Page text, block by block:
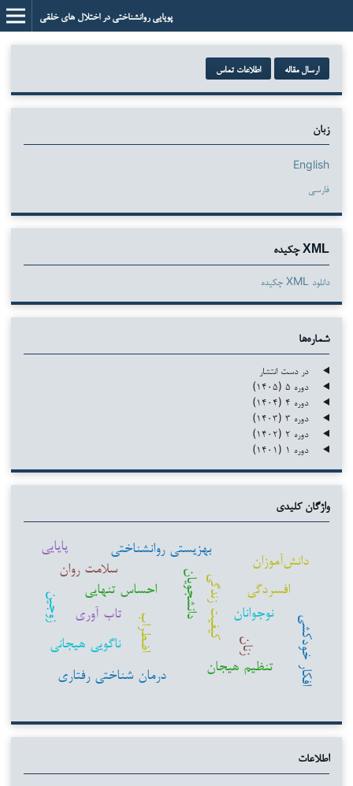
پویایی روانشناختی در اختلال های خلقی
ارسال مقاله اطلاعات تماس
زبان
English
فارسی
XML چکیده
دانلود XML چکیده
شماره‌ها
در دست انتشار
دوره ۵ (۱۴۰۵)
دوره ۴ (۱۴۰۴)
دوره ۳ (۱۴۰۳)
دوره ۲ (۱۴۰۲)
دوره ۱ (۱۴۰۱)
واژگان کلیدی
اضطراب
دانشجویانکیفیت زندگی نوجوانان
افسردگی
بهزیستی روانشناختی
دانش‌آموزان
زنان
تنظیم هیجان
درمان شناختی رفتاری
ناگویی هیجانی
احساس تنهایی
زوجین
افکار خودکشی
تاب آوری
سلامت روان
پایایی
اطلاعات